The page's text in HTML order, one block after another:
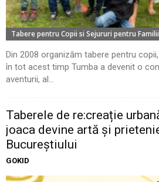
Tabere pentru Copii si Sejururi pentru Familii
Din 2008 organizăm tabere pentru
în tot acest timp Tumba a devenit o
aventurii, al...
Taberele de re:creație
joaca devine artă și
Bucureștiului
GOKID